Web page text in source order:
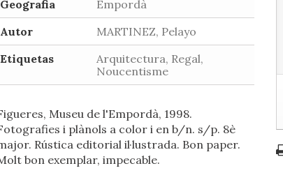
Geografia
Empordà
Autor
MARTINEZ, Pelayo
Etiquetas
Arquitectura, Regal,
Noucentisme
Museu de l'Empordà, 1998.
i plànols a color i en b/n. s/p. 8è
Rústica editorial il·lustrada. Bon paper.
bon exemplar, impecable.